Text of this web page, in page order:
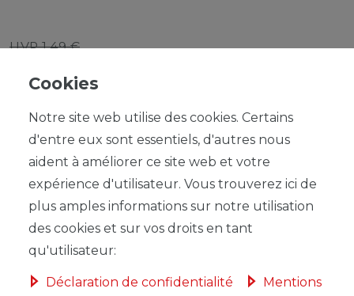
UVP 1,49 €
DANS LE PANIER
Cookies
Notre site web utilise des cookies. Certains
d'entre eux sont essentiels, d'autres nous
aident à améliorer ce site web et votre
expérience d'utilisateur. Vous trouverez ici de
plus amples informations sur notre utilisation
des cookies et sur vos droits en tant
qu'utilisateur:
Déclaration de confidentialité
Mentions